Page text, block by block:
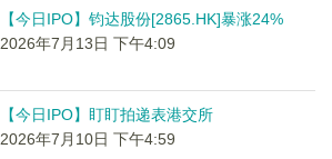
【今日IPO】钧达股份[2865.HK]暴涨24%
2026年7月13日 下午4:09
【今日IPO】盯盯拍递表港交所
2026年7月10日 下午4:59